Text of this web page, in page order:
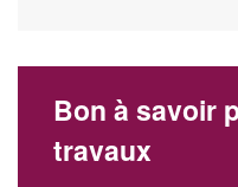
Bon à savoir
travaux